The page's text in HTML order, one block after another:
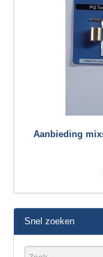
Aanbieding
Snel zoeken